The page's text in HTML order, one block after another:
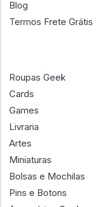
Termos
Pré-Venda
Termos Frete Grátis
Roupas Geek
Cards
Games
Livraria
Artes